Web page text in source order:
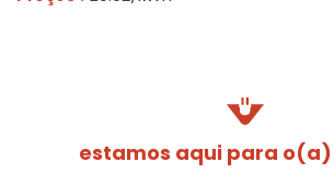
estamos aqui para